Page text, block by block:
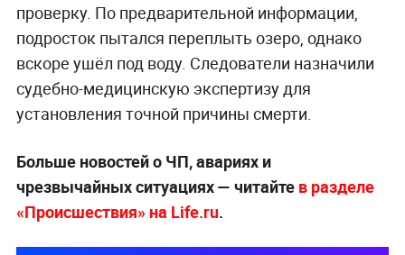
проверку. По предварительной информации,
подросток пытался переплыть озеро, однако
вскоре ушёл под воду. Следователи назначили
судебно-медицинскую экспертизу для
установления точной причины смерти.
Больше новостей о ЧП, авариях и
чрезвычайных ситуациях — читайте в разделе
«Происшествия» на Life.ru.